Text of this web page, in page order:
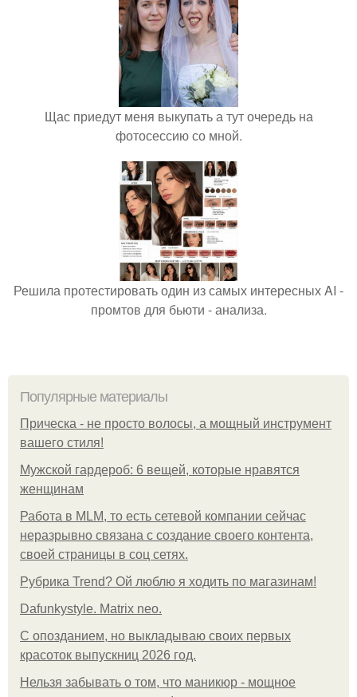
Щас приедут меня выкупать а тут очередь на
фотосессию со мной.
Решила протестировать один из самых интересных AI -
промтов для бьюти - анализа.
Популярные материалы
Прическа - не просто волосы, а мощный инструмент
вашего стиля!
Мужской гардероб: 6 вещей, которые нравятся
женщинам
Работа в MLM, то есть сетевой компании сейчас
неразрывно связана с создание своего контента,
своей страницы в соц сетях.
Рубрика Trend? Ой люблю я ходить по магазинам!
Dafunkystyle. Matrix neo.
С опозданием, но выкладываю своих первых
красоток выпускниц 2026 год.
Нельзя забывать о том, что маникюр - мощное